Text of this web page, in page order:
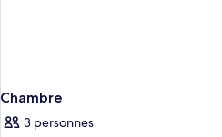
Chambre
3 personnes